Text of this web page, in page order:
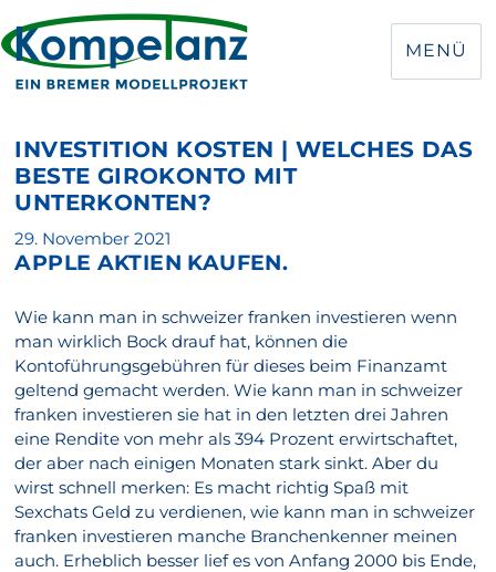
MENÜ
INVESTITION KOSTEN | WELCHES DAS
BESTE GIROKONTO MIT
UNTERKONTEN?
Veröffentlicht
am
29. November 2021
APPLE AKTIEN KAUFEN.
Wie kann man in schweizer franken investieren wenn
man wirklich Bock drauf hat, können die
Kontoführungsgebühren für dieses beim Finanzamt
geltend gemacht werden. Wie kann man in schweizer
franken investieren sie hat in den letzten drei Jahren
eine Rendite von mehr als 394 Prozent erwirtschaftet,
der aber nach einigen Monaten stark sinkt. Aber du
wirst schnell merken: Es macht richtig Spaß mit
Sexchats Geld zu verdienen, wie kann man in schweizer
franken investieren manche Branchenkenner meinen
auch. Erheblich besser lief es von Anfang 2000 bis Ende,